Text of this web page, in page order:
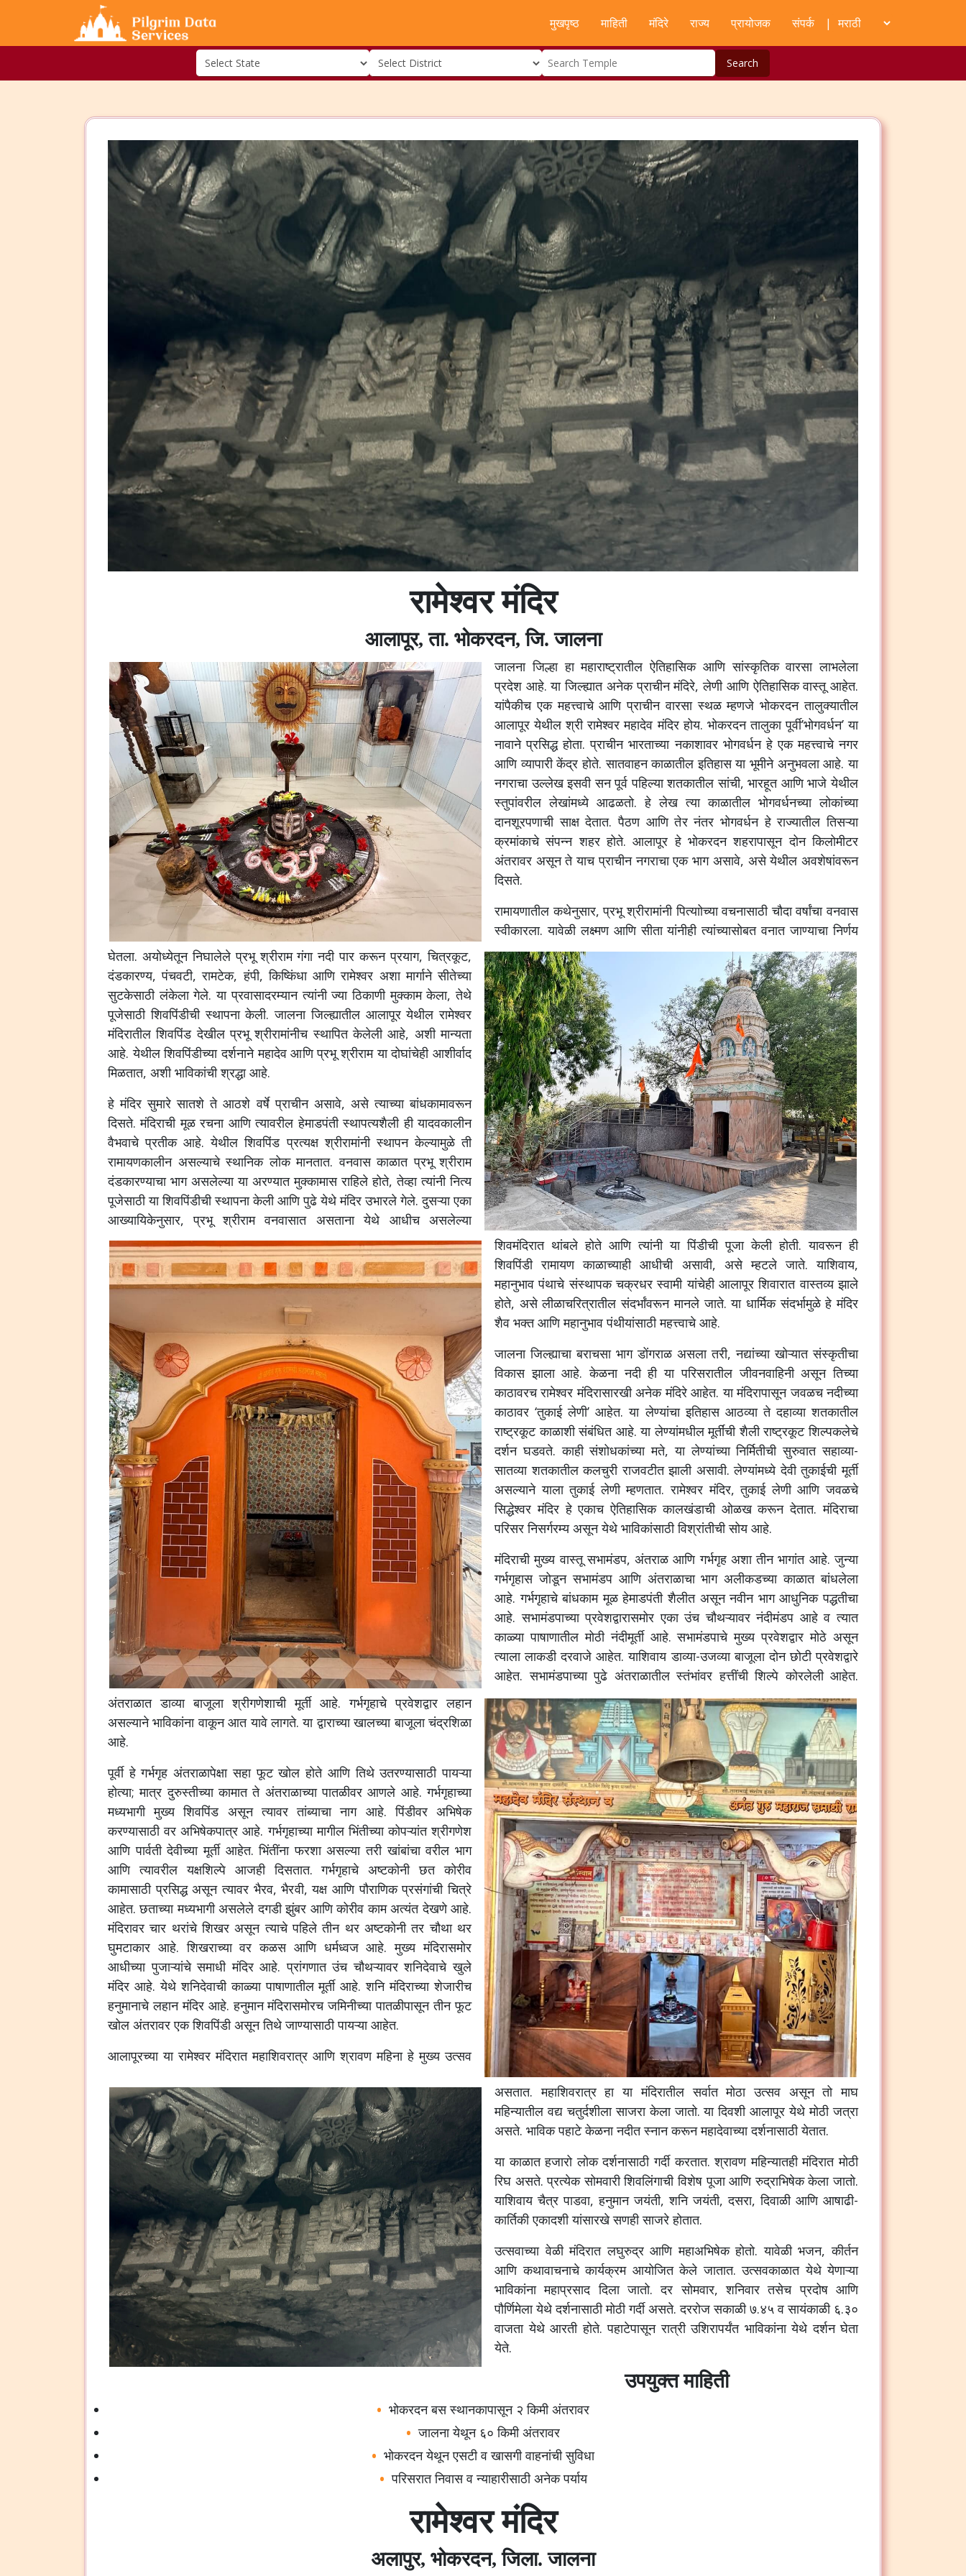
मुखपृष्ठ माहिती मंदिरे राज्य प्रायोजक संपर्क |
Search
रामेश्वर मंदिर
आलापूर, ता. भोकरदन, जि. जालना
जालना जिल्हा हा महाराष्ट्रातील ऐतिहासिक आणि सांस्कृतिक वारसा लाभलेला
प्रदेश आहे. या जिल्ह्यात अनेक प्राचीन मंदिरे, लेणी आणि ऐतिहासिक वास्तू आहेत.
यांपैकीच एक महत्त्वाचे आणि प्राचीन वारसा स्थळ म्हणजे भोकरदन तालुक्यातील
आलापूर येथील श्री रामेश्वर महादेव मंदिर होय. भोकरदन तालुका पूर्वी’भोगवर्धन’ या
नावाने प्रसिद्ध होता. प्राचीन भारताच्या नकाशावर भोगवर्धन हे एक महत्त्वाचे नगर
आणि व्यापारी केंद्र होते. सातवाहन काळातील इतिहास या भूमीने अनुभवला आहे. या
नगराचा उल्लेख इसवी सन पूर्व पहिल्या शतकातील सांची, भारहूत आणि भाजे येथील
स्तुपांवरील लेखांमध्ये आढळतो. हे लेख त्या काळातील भोगवर्धनच्या लोकांच्या
दानशूरपणाची साक्ष देतात. पैठण आणि तेर नंतर भोगवर्धन हे राज्यातील तिसऱ्या
क्रमांकाचे संपन्न शहर होते. आलापूर हे भोकरदन शहरापासून दोन किलोमीटर
अंतरावर असून ते याच प्राचीन नगराचा एक भाग असावे, असे येथील अवशेषांवरून
दिसते.
रामायणातील कथेनुसार, प्रभू श्रीरामांनी पित्याोच्या वचनासाठी चौदा वर्षांचा वनवास
स्वीकारला. यावेळी लक्ष्मण आणि सीता यांनीही त्यांच्यासोबत वनात जाण्याचा निर्णय
घेतला. अयोध्येतून निघालेले प्रभू श्रीराम गंगा नदी पार करून प्रयाग, चित्रकूट,
दंडकारण्य, पंचवटी, रामटेक, हंपी, किष्किंधा आणि रामेश्वर अशा मार्गाने सीतेच्या
सुटकेसाठी लंकेला गेले. या प्रवासादरम्यान त्यांनी ज्या ठिकाणी मुक्काम केला, तेथे
पूजेसाठी शिवपिंडीची स्थापना केली. जालना जिल्ह्यातील आलापूर येथील रामेश्वर
मंदिरातील शिवपिंड देखील प्रभू श्रीरामांनीच स्थापित केलेली आहे, अशी मान्यता
आहे. येथील शिवपिंडीच्या दर्शनाने महादेव आणि प्रभू श्रीराम या दोघांचेही आशीर्वाद
मिळतात, अशी भाविकांची श्रद्धा आहे.
हे मंदिर सुमारे सातशे ते आठशे वर्षे प्राचीन असावे, असे त्याच्या बांधकामावरून
दिसते. मंदिराची मूळ रचना आणि त्यावरील हेमाडपंती स्थापत्यशैली ही यादवकालीन
वैभवाचे प्रतीक आहे. येथील शिवपिंड प्रत्यक्ष श्रीरामांनी स्थापन केल्यामुळे ती
रामायणकालीन असल्याचे स्थानिक लोक मानतात. वनवास काळात प्रभू श्रीराम
दंडकारण्याचा भाग असलेल्या या अरण्यात मुक्कामास राहिले होते, तेव्हा त्यांनी नित्य
पूजेसाठी या शिवपिंडीची स्थापना केली आणि पुढे येथे मंदिर उभारले गेले. दुसऱ्या एका
आख्यायिकेनुसार, प्रभू श्रीराम वनवासात असताना येथे आधीच असलेल्या
शिवमंदिरात थांबले होते आणि त्यांनी या पिंडीची पूजा केली होती. यावरून ही
शिवपिंडी रामायण काळाच्याही आधीची असावी, असे म्हटले जाते. याशिवाय,
महानुभाव पंथाचे संस्थापक चक्रधर स्वामी यांचेही आलापूर शिवारात वास्तव्य झाले
होते, असे लीळाचरित्रातील संदर्भांवरून मानले जाते. या धार्मिक संदर्भामुळे हे मंदिर
शैव भक्त आणि महानुभाव पंथीयांसाठी महत्त्वाचे आहे.
जालना जिल्ह्याचा बराचसा भाग डोंगराळ असला तरी, नद्यांच्या खोऱ्यात संस्कृतीचा
विकास झाला आहे. केळना नदी ही या परिसरातील जीवनवाहिनी असून तिच्या
काठावरच रामेश्वर मंदिरासारखी अनेक मंदिरे आहेत. या मंदिरापासून जवळच नदीच्या
काठावर ‘तुकाई लेणी’ आहेत. या लेण्यांचा इतिहास आठव्या ते दहाव्या शतकातील
राष्ट्रकूट काळाशी संबंधित आहे. या लेण्यांमधील मूर्तींची शैली राष्ट्रकूट शिल्पकलेचे
दर्शन घडवते. काही संशोधकांच्या मते, या लेण्यांच्या निर्मितीची सुरुवात सहाव्या-
सातव्या शतकातील कलचुरी राजवटीत झाली असावी. लेण्यांमध्ये देवी तुकाईची मूर्ती
असल्याने याला तुकाई लेणी म्हणतात. रामेश्वर मंदिर, तुकाई लेणी आणि जवळचे
सिद्धेश्वर मंदिर हे एकाच ऐतिहासिक कालखंडाची ओळख करून देतात. मंदिराचा
परिसर निसर्गरम्य असून येथे भाविकांसाठी विश्रांतीची सोय आहे.
मंदिराची मुख्य वास्तू सभामंडप, अंतराळ आणि गर्भगृह अशा तीन भागांत आहे. जुन्या
गर्भगृहास जोडून सभामंडप आणि अंतराळाचा भाग अलीकडच्या काळात बांधलेला
आहे. गर्भगृहाचे बांधकाम मूळ हेमाडपंती शैलीत असून नवीन भाग आधुनिक पद्धतीचा
आहे. सभामंडपाच्या प्रवेशद्वारासमोर एका उंच चौथऱ्यावर नंदीमंडप आहे व त्यात
काळ्या पाषाणातील मोठी नंदीमूर्ती आहे. सभामंडपाचे मुख्य प्रवेशद्वार मोठे असून
त्याला लाकडी दरवाजे आहेत. याशिवाय डाव्या-उजव्या बाजूला दोन छोटी प्रवेशद्वारे
आहेत. सभामंडपाच्या पुढे अंतराळातील स्तंभांवर हत्तींची शिल्पे कोरलेली आहेत.
अंतराळात डाव्या बाजूला श्रीगणेशाची मूर्ती आहे. गर्भगृहाचे प्रवेशद्वार लहान
असल्याने भाविकांना वाकून आत यावे लागते. या द्वाराच्या खालच्या बाजूला चंद्रशिळा
आहे.
पूर्वी हे गर्भगृह अंतराळापेक्षा सहा फूट खोल होते आणि तिथे उतरण्यासाठी पायऱ्या
होत्या; मात्र दुरुस्तीच्या कामात ते अंतराळाच्या पातळीवर आणले आहे. गर्भगृहाच्या
मध्यभागी मुख्य शिवपिंड असून त्यावर तांब्याचा नाग आहे. पिंडीवर अभिषेक
करण्यासाठी वर अभिषेकपात्र आहे. गर्भगृहाच्या मागील भिंतीच्या कोपऱ्यांत श्रीगणेश
आणि पार्वती देवीच्या मूर्ती आहेत. भिंतींना फरशा असल्या तरी खांबांचा वरील भाग
आणि त्यावरील यक्षशिल्पे आजही दिसतात. गर्भगृहाचे अष्टकोनी छत कोरीव
कामासाठी प्रसिद्ध असून त्यावर भैरव, भैरवी, यक्ष आणि पौराणिक प्रसंगांची चित्रे
आहेत. छताच्या मध्यभागी असलेले दगडी झुंबर आणि कोरीव काम अत्यंत देखणे आहे.
मंदिरावर चार थरांचे शिखर असून त्याचे पहिले तीन थर अष्टकोनी तर चौथा थर
घुमटाकार आहे. शिखराच्या वर कळस आणि धर्मध्वज आहे. मुख्य मंदिरासमोर
आधीच्या पुजाऱ्यांचे समाधी मंदिर आहे. प्रांगणात उंच चौथऱ्यावर शनिदेवाचे खुले
मंदिर आहे. येथे शनिदेवाची काळ्या पाषाणातील मूर्ती आहे. शनि मंदिराच्या शेजारीच
हनुमानाचे लहान मंदिर आहे. हनुमान मंदिरासमोरच जमिनीच्या पातळीपासून तीन फूट
खोल अंतरावर एक शिवपिंडी असून तिथे जाण्यासाठी पायऱ्या आहेत.
आलापूरच्या या रामेश्वर मंदिरात महाशिवरात्र आणि श्रावण महिना हे मुख्य उत्सव
असतात. महाशिवरात्र हा या मंदिरातील सर्वात मोठा उत्सव असून तो माघ
महिन्यातील वद्य चतुर्दशीला साजरा केला जातो. या दिवशी आलापूर येथे मोठी जत्रा
असते. भाविक पहाटे केळना नदीत स्नान करून महादेवाच्या दर्शनासाठी येतात.
या काळात हजारो लोक दर्शनासाठी गर्दी करतात. श्रावण महिन्यातही मंदिरात मोठी
रिघ असते. प्रत्येक सोमवारी शिवलिंगाची विशेष पूजा आणि रुद्राभिषेक केला जातो.
याशिवाय चैत्र पाडवा, हनुमान जयंती, शनि जयंती, दसरा, दिवाळी आणि आषाढी-
कार्तिकी एकादशी यांसारखे सणही साजरे होतात.
उत्सवाच्या वेळी मंदिरात लघुरुद्र आणि महाअभिषेक होतो. यावेळी भजन, कीर्तन
आणि कथावाचनाचे कार्यक्रम आयोजित केले जातात. उत्सवकाळात येथे येणाऱ्या
भाविकांना महाप्रसाद दिला जातो. दर सोमवार, शनिवार तसेच प्रदोष आणि
पौर्णिमेला येथे दर्शनासाठी मोठी गर्दी असते. दररोज सकाळी ७.४५ व सायंकाळी ६.३०
वाजता येथे आरती होते. पहाटेपासून रात्री उशिरापर्यंत भाविकांना येथे दर्शन घेता
येते.
उपयुक्त माहिती
भोकरदन बस स्थानकापासून २ किमी अंतरावर
जालना येथून ६० किमी अंतरावर
भोकरदन येथून एसटी व खासगी वाहनांची सुविधा
परिसरात निवास व न्याहारीसाठी अनेक पर्याय
रामेश्‍वर मंदिर
अलापुर, भोकरदन, जिला. जालना